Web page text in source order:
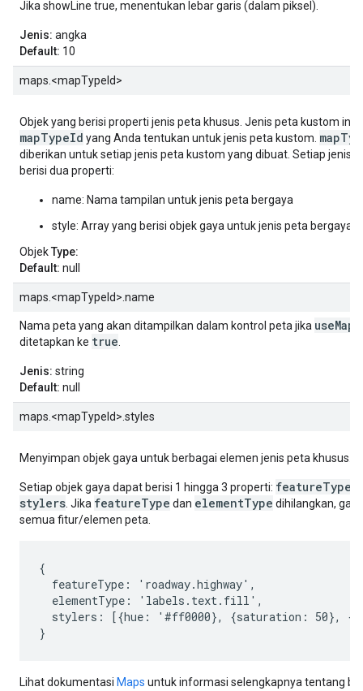
Jika showLine true, menentukan lebar garis (dalam piksel).
Jenis: angka
Default: 10
maps.<mapTypeId>
Objek yang berisi properti jenis peta khusus. Jenis peta kustom ini
mapTypeId yang Anda tentukan untuk jenis peta kustom.
diberikan untuk setiap jenis peta kustom yang dibuat. Setiap jenis
berisi dua properti:
name: Nama tampilan untuk jenis peta bergaya
style: Array yang berisi objek gaya untuk jenis peta bergaya
ObjekType:
Default: null
maps.<mapTypeId>.name
Nama peta yang akan ditampilkan dalam kontrol peta jika
ditetapkan ke true
Jenis: string
Default: null
maps.<mapTypeId>.styles
Menyimpan objek gaya untuk berbagai elemen jenis peta khusus.
Setiap objek gaya dapat berisi 1 hingga 3 properti: featureType
stylers . Jika featureType dan elementType dihilangkan,
semua fitur/elemen peta.
{
  featureType: 'roadway.highway',
  elementType: 'labels.text.fill',
stylers: [{hue: '#ff0000}, {saturation: 50},
}
Lihat dokumentasi Maps untuk informasi selengkapnya tentang